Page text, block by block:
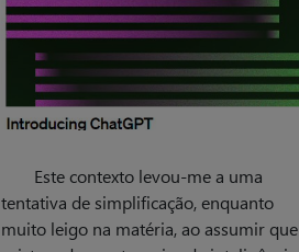
Este contexto levou-me a uma
tentativa de simplificação, enquanto
muito leigo na matéria, ao assumir que